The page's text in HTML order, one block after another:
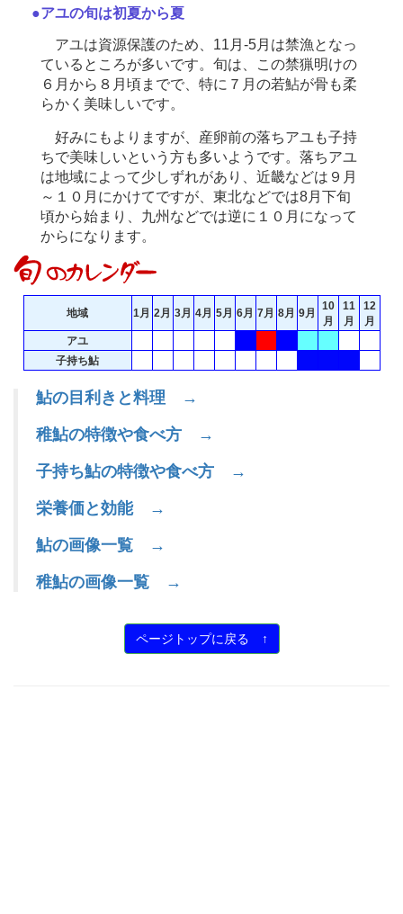
●アユの旬は初夏から夏
アユは資源保護のため、11月-5月は禁漁となっ
ているところが多いです。旬は、この禁猟明けの
６月から８月頃までで、特に７月の若鮎が骨も柔
らかく美味しいです。
好みにもよりますが、産卵前の落ちアユも子持
ちで美味しいという方も多いようです。落ちアユ
は地域によって少しずれがあり、近畿などは９月
～１０月にかけてですが、東北などでは8月下旬
頃から始まり、九州などでは逆に１０月になって
からになります。
地域 1月 2月 3月 4月 5月 6月 7月 8月 9月
10
月
11
月
12
月
アユ
子持ち鮎
鮎の目利きと料理 →
稚鮎の特徴や食べ方 →
子持ち鮎の特徴や食べ方 →
栄養価と効能 →
鮎の画像一覧 →
稚鮎の画像一覧 →
ページトップに戻る ↑